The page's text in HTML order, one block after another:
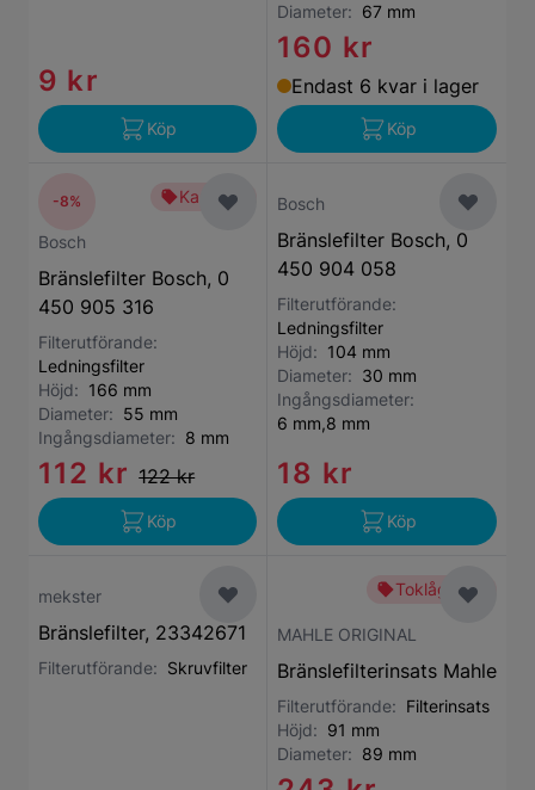
9 kr
Köp
Diameter: 67 mm
160 kr
Endast 6 kvar i lager
Köp
Kampanj
Bosch
Bränslefilter Bosch, 0
450 905 316
Filterutförande:
Ledningsfilter
Höjd: 166 mm
Diameter: 55 mm
Ingångsdiameter: 8 mm
112 kr 122 kr
-8%
Köp
Bosch
Bränslefilter Bosch, 0
450 904 058
Filterutförande:
Ledningsfilter
Höjd: 104 mm
Diameter: 30 mm
Ingångsdiameter:
6 mm,8 mm
18 kr
Köp
mekster
Bränslefilter, 23342671
Filterutförande: Skruvfilter
Toklågt pris
MAHLE ORIGINAL
Bränslefilterinsats Mahle
Filterutförande: Filterinsats
Höjd: 91 mm
Diameter: 89 mm